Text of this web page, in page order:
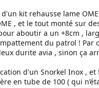
d'un kit rehausse lame
, et le tout monté sur
aboutir a un +8cm ,
du patrol ! Par
durite avia , sinon ça
d'un Snorkel Inox ,
en tube de 100 ( qui